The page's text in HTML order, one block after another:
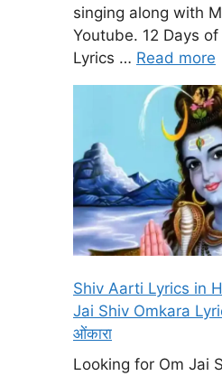
singing along with
Youtube. 12 Days
Lyrics … Read more
Shiv Aarti Lyrics in
Jai Shiv Omkara
ओंकारा
Looking for Om Jai